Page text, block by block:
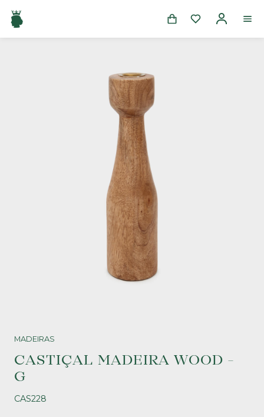
MADEIRAS
CASTIÇAL MADEIRA WOOD -
G
CAS228